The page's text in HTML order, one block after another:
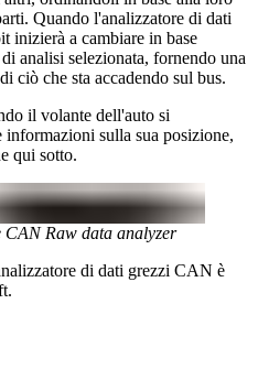
Quando l'analizzatore di dati
inizierà a cambiare in base
analisi selezionata, fornendo una
ciò che sta accadendo sul bus.
il volante dell'auto si
sulla sua posizione,
qui sotto.
Raw data analyzer
di dati grezzi CAN è